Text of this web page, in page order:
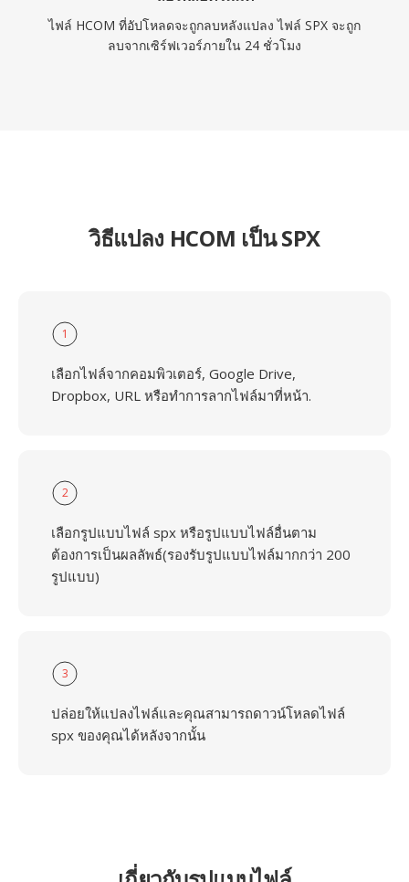
ไฟล์ HCOM ที่อัปโหลดจะถูกลบหลังแปลง ไฟล์ SPX จะถูก
ลบจากเซิร์ฟเวอร์ภายใน 24 ชั่วโมง
วิธีแปลง HCOM เป็น SPX
1
เลือกไฟล์จากคอมพิวเตอร์, Google Drive,
Dropbox, URL หรือทำการลากไฟล์มาที่หน้า.
2
เลือกรูปแบบไฟล์ spx หรือรูปแบบไฟล์อื่นตาม
ต้องการเป็นผลลัพธ์(รองรับรูปแบบไฟล์มากกว่า 200
รูปแบบ)
3
ปล่อยให้แปลงไฟล์และคุณสามารถดาวน์โหลดไฟล์
spx ของคุณได้หลังจากนั้น